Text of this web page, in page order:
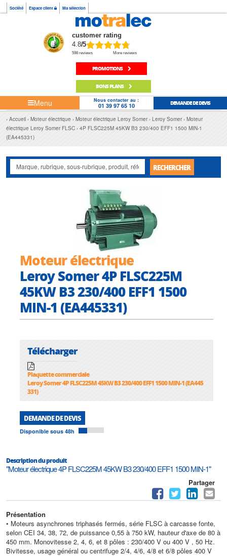
Société Espace client Ma sélection
customer rating
4.8/5
598 reviews More reviews
PROMOTIONS
BONS PLANS
Menu Nous contacter au :
01 39 97 65 10 DEMANDE DE DEVIS
Accueil Moteur électrique Moteur électrique Leroy Somer Leroy Somer
Moteur
électrique Leroy Somer FLSC
4P FLSC225M 45KW B3 230/400 EFF1 1500 MIN-1
(EA445331)
RECHERCHER
Moteur électrique
Leroy Somer 4P FLSC225M
45KW B3 230/400 EFF1 1500
MIN-1 (EA445331)
Télécharger
Plaquette commerciale
Leroy Somer 4P FLSC225M 45KW B3 230/400 EFF1 1500 MIN-1 (EA445
331)
DEMANDE DE DEVIS
Disponible sous 48h
Description du produit
"Moteur électrique 4P FLSC225M 45KW B3 230/400 EFF1 1500 MIN-1"
Partager
Présentation
• Moteurs asynchrones triphasés fermés, série FLSC à carcasse fonte,
selon CEI 34, 38, 72, de puissance 0,55 à 750 kW, hauteur d'axe de 80 à
450 mm. Monovitesse 2, 4, 6, et 8 pôles : 230/400 V ou 400 V , 50 Hz.
Bivitesse, usage général ou centrifuge 2/4, 4/6, 4/8 et 6/8 pôles 400 V